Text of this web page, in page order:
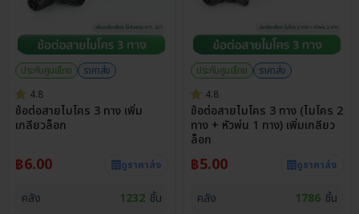
ประกันศูนย์ไทย
ราคาส่ง
4.8
ข้อต่อสายไมโคร 3 ทาง เพิ่ม
เกลียวล็อก
฿6.00 ดูราคาส่ง
คลัง 1232 ชิ้น
ประกันศูนย์ไทย
ราคาส่ง
4.8
ข้อต่อสายไมโคร 3 ทาง (ไมโคร 2
ทาง + หัวพ่น 1 ทาง) เพิ่มเกลียว
ล็อก
฿5.00 ดูราคาส่ง
คลัง 1786 ชิ้น